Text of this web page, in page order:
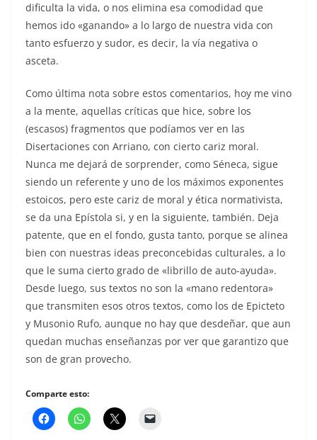
dificulta la vida, o nos elimina esa comodidad que
hemos ido «ganando» a lo largo de nuestra vida con
tanto esfuerzo y sudor, es decir, la vía negativa o
asceta.
Como última nota sobre estos comentarios, hoy me vino
a la mente, aquellas críticas que hice, sobre los
(escasos) fragmentos que podíamos ver en las
Disertaciones con Arriano, con cierto cariz moral.
Nunca me dejará de sorprender, como Séneca, sigue
siendo un referente y uno de los máximos exponentes
estoicos, pero este cariz de moral y ética normativista,
se da una Epístola si, y en la siguiente, también. Deja
patente, que en el fondo, gusta tanto, porque se alinea
bien con nuestras ideas preconcebidas culturales, a lo
que le suma cierto grado de «librillo de auto-ayuda».
Desde luego, sus textos no son la «mano redentora»
que transmiten esos otros textos, como los de Epicteto
y Musonio Rufo, aunque no hay que desdeñar, que aun
quedan muchas enseñanzas por ver que garantizo que
son de gran provecho.
Comparte esto: